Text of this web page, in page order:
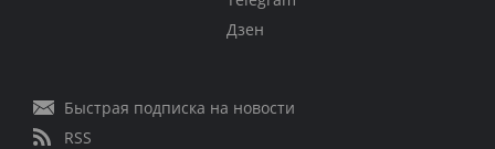
Дзен
Быстрая подписка на новости
RSS